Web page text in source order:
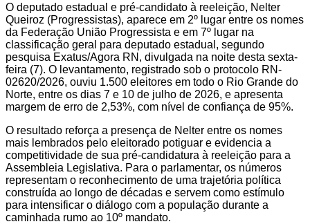
O deputado estadual e pré-candidato à reeleição, Nelter
Queiroz (Progressistas), aparece em 2º lugar entre os nomes
da Federação União Progressista e em 7º lugar na
classificação geral para deputado estadual, segundo
pesquisa Exatus/Agora RN, divulgada na noite desta sexta-
feira (7). O levantamento, registrado sob o protocolo RN-
02620/2026, ouviu 1.500 eleitores em todo o Rio Grande do
Norte, entre os dias 7 e 10 de julho de 2026, e apresenta
margem de erro de 2,53%, com nível de confiança de 95%.
O resultado reforça a presença de Nelter entre os nomes
mais lembrados pelo eleitorado potiguar e evidencia a
competitividade de sua pré-candidatura à reeleição para a
Assembleia Legislativa. Para o parlamentar, os números
representam o reconhecimento de uma trajetória política
construída ao longo de décadas e servem como estímulo
para intensificar o diálogo com a população durante a
caminhada rumo ao 10º mandato.